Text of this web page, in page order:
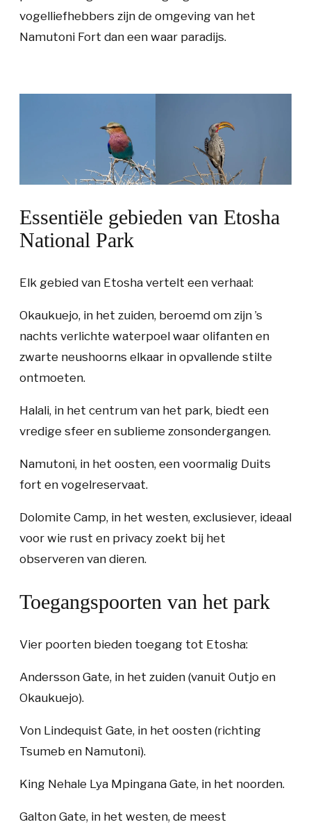
vogelliefhebbers zijn de omgeving van het
Namutoni Fort dan een waar paradijs.
Essentiële gebieden van Etosha
National Park
Elk gebied van Etosha vertelt een verhaal:
Okaukuejo, in het zuiden, beroemd om zijn ’s
nachts verlichte waterpoel waar olifanten en
zwarte neushoorns elkaar in opvallende stilte
ontmoeten.
Halali, in het centrum van het park, biedt een
vredige sfeer en sublieme zonsondergangen.
Namutoni, in het oosten, een voormalig Duits
fort en vogelreservaat.
Dolomite Camp, in het westen, exclusiever, ideaal
voor wie rust en privacy zoekt bij het
observeren van dieren.
Toegangspoorten van het park
Vier poorten bieden toegang tot Etosha:
Andersson Gate, in het zuiden (vanuit Outjo en
Okaukuejo).
Von Lindequist Gate, in het oosten (richting
Tsumeb en Namutoni).
King Nehale Lya Mpingana Gate, in het noorden.
Galton Gate, in het westen, de meest